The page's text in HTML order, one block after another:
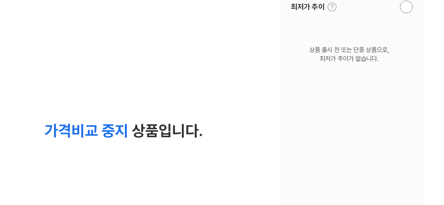
가격비교 중지 상품입니다.
최저가 추이
툴
팁
알
상품 출시 전 또는 단종 상품으로,
최저가 추이가 없습니다.